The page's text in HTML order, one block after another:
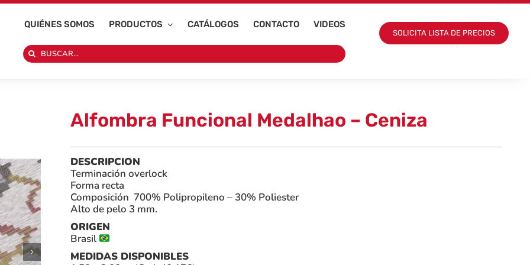
QUIÉNES SOMOS PRODUCTOS CATÁLOGOS CONTACTO VIDEOS
Search
for:
SOLICITA LISTA DE PRECIOS
Alfombra Funcional Medalhao – Ceniza
DESCRIPCION
Terminación overlock
Forma recta
Composición 700% Polipropileno – 30% Poliester
Alto de pelo 3 mm.
ORIGEN
Brasil
MEDIDAS DISPONIBLES